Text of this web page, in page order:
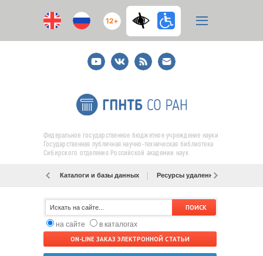
12+
YoutubeВКонтакте
RSS
E-
mail
подписка
Федеральное государственное бюджетное учреждение науки
Государственная публичная научно-техническая библиотека
Сибирского отделения Российской академии наук
Каталоги и базы данных Ресурсы удаленного доступа
на сайте
в каталогах
ON-LINE ЗАКАЗ ЭЛЕКТРОННОЙ СТАТЬИ